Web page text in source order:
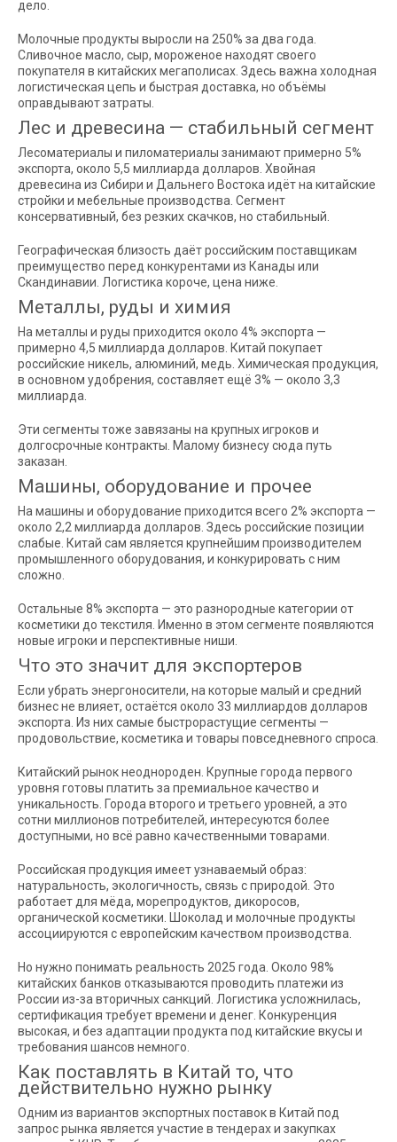
дело.
Молочные продукты выросли на 250% за два года.
Сливочное масло, сыр, мороженое находят своего
покупателя в китайских мегаполисах. Здесь важна холодная
логистическая цепь и быстрая доставка, но объёмы
оправдывают затраты.
Лес и древесина — стабильный сегмент
Лесоматериалы и пиломатериалы занимают примерно 5%
экспорта, около 5,5 миллиарда долларов. Хвойная
древесина из Сибири и Дальнего Востока идёт на китайские
стройки и мебельные производства. Сегмент
консервативный, без резких скачков, но стабильный.
Географическая близость даёт российским поставщикам
преимущество перед конкурентами из Канады или
Скандинавии. Логистика короче, цена ниже.
Металлы, руды и химия
На металлы и руды приходится около 4% экспорта —
примерно 4,5 миллиарда долларов. Китай покупает
российские никель, алюминий, медь. Химическая продукция,
в основном удобрения, составляет ещё 3% — около 3,3
миллиарда.
Эти сегменты тоже завязаны на крупных игроков и
долгосрочные контракты. Малому бизнесу сюда путь
заказан.
Машины, оборудование и прочее
На машины и оборудование приходится всего 2% экспорта —
около 2,2 миллиарда долларов. Здесь российские позиции
слабые. Китай сам является крупнейшим производителем
промышленного оборудования, и конкурировать с ним
сложно.
Остальные 8% экспорта — это разнородные категории от
косметики до текстиля. Именно в этом сегменте появляются
новые игроки и перспективные ниши.
Что это значит для экспортеров
Если убрать энергоносители, на которые малый и средний
бизнес не влияет, остаётся около 33 миллиардов долларов
экспорта. Из них самые быстрорастущие сегменты —
продовольствие, косметика и товары повседневного спроса.
Китайский рынок неоднороден. Крупные города первого
уровня готовы платить за премиальное качество и
уникальность. Города второго и третьего уровней, а это
сотни миллионов потребителей, интересуются более
доступными, но всё равно качественными товарами.
Российская продукция имеет узнаваемый образ:
натуральность, экологичность, связь с природой. Это
работает для мёда, морепродуктов, дикоросов,
органической косметики. Шоколад и молочные продукты
ассоциируются с европейским качеством производства.
Но нужно понимать реальность 2025 года. Около 98%
китайских банков отказываются проводить платежи из
России из-за вторичных санкций. Логистика усложнилась,
сертификация требует времени и денег. Конкуренция
высокая, и без адаптации продукта под китайские вкусы и
требования шансов немного.
Как поставлять в Китай то, что
действительно нужно рынку
Одним из вариантов экспортных поставок в Китай под
запрос рынка является участие в тендерах и закупках